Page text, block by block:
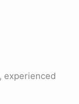
experienced